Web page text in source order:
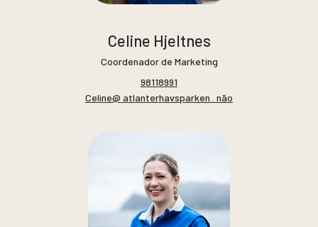
Celine Hjeltnes
Coordenador de Marketing
98118991
Celine@ atlanterhavsparken . não